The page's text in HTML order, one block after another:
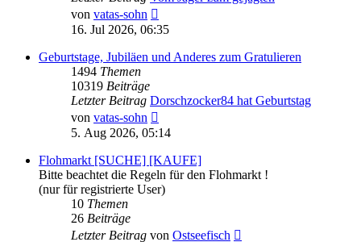
von vatas-sohn
Beitrag
16. Jul 2026, 06:35
Geburtstage, Jubiläen und Anderes zum Gratulieren
1494 Themen
10319 Beiträge
Letzter Beitrag Dorschzocker84 hat Geburtstag
von vatas-sohn
Beitrag
5. Aug 2026, 05:14
Flohmarkt [SUCHE] [KAUFE]
Bitte beachtet die Regeln für den Flohmarkt !
(nur für registrierte User)
10 Themen
26 Beiträge
Letzter Beitrag von Ostseefisch